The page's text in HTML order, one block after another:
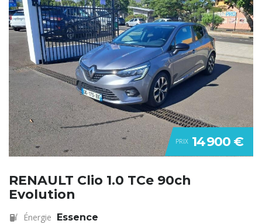
PRIX 14 900 €
RENAULT Clio 1.0 TCe 90ch
Evolution
Énergie Essence